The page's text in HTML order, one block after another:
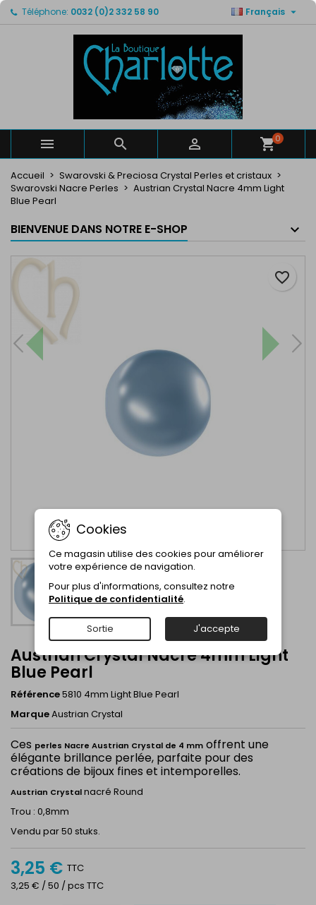
Téléphone: 0032 (0)2 332 58 90 Français 
   0
Accueil
Swarovski & Preciosa Crystal Perles et cristaux
Swarovski Nacre Perles
Austrian Crystal Nacre 4mm Light
Blue Pearl
BIENVENUE DANS NOTRE E-SHOP
Austrian Crystal Nacre 4mm Light
Blue Pearl
Référence5810 4mm Light Blue Pearl
MarqueAustrian Crystal
Ces perles Nacre Austrian Crystal de 4 mm offrent une
élégante brillance perlée, parfaite pour des
créations de bijoux fines et intemporelles.
Austrian Crystalnacré Round
Trou : 0,8mm
Vendu par 50 stuks.
3,25 € TTC
3,25 € / 50 / pcs TTC
favorite_border
Mes listes de favorits ×
Créer un liste
Créer une liste d'envies ×
Nom de la liste d'envies
Annuler Créer une liste d'envies
Connexion ×
Vous devez être connecté pour ajouter des produits
à votre liste d'envies.
Annuler Connexion
Cookies
Ce magasin utilise des cookies pour améliorer
votre expérience de navigation.
Pour plus d'informations, consultez notre
Politique de confidentialité.
Sortie J'accepte